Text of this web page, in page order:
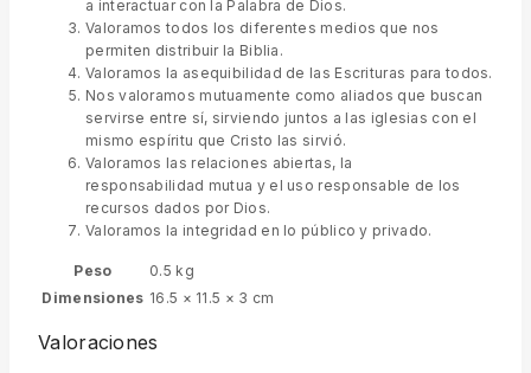
a interactuar con la Palabra de Dios.
Valoramos todos los diferentes medios que nos
permiten distribuir la Biblia.
Valoramos la asequibilidad de las Escrituras para todos.
Nos valoramos mutuamente como aliados que buscan
servirse entre sí, sirviendo juntos a las iglesias con el
mismo espíritu que Cristo las sirvió.
Valoramos las relaciones abiertas, la
responsabilidad mutua y el uso responsable de los
recursos dados por Dios.
Valoramos la integridad en lo público y privado.
Peso
0.5 kg
Dimensiones 16.5 × 11.5 × 3 cm
Valoraciones